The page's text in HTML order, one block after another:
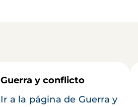
Guerra y conflicto
Ir a la página de Guerra y